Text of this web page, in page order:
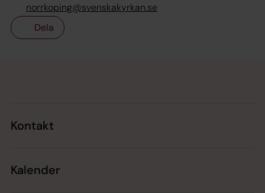
norrkoping@svenskakyrkan.se
Dela
Kontakt
Kalender